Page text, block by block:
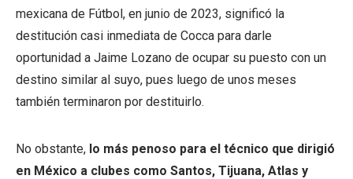
mexicana de Fútbol, en junio de 2023, significó la
destitución casi inmediata de Cocca para darle
oportunidad a Jaime Lozano de ocupar su puesto con un
destino similar al suyo, pues luego de unos meses
también terminaron por destituirlo.
No obstante, lo más penoso para el técnico que dirigió
en México a clubes como Santos, Tijuana, Atlas y